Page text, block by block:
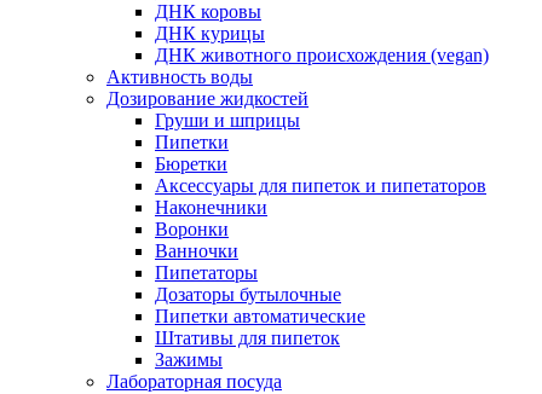
ДНК коровы
ДНК курицы
ДНК животного происхождения (vegan)
Активность воды
Дозирование жидкостей
Груши и шприцы
Пипетки
Бюретки
Аксессуары для пипеток и пипетаторов
Наконечники
Воронки
Ванночки
Пипетаторы
Дозаторы бутылочные
Пипетки автоматические
Штативы для пипеток
Зажимы
Лабораторная посуда